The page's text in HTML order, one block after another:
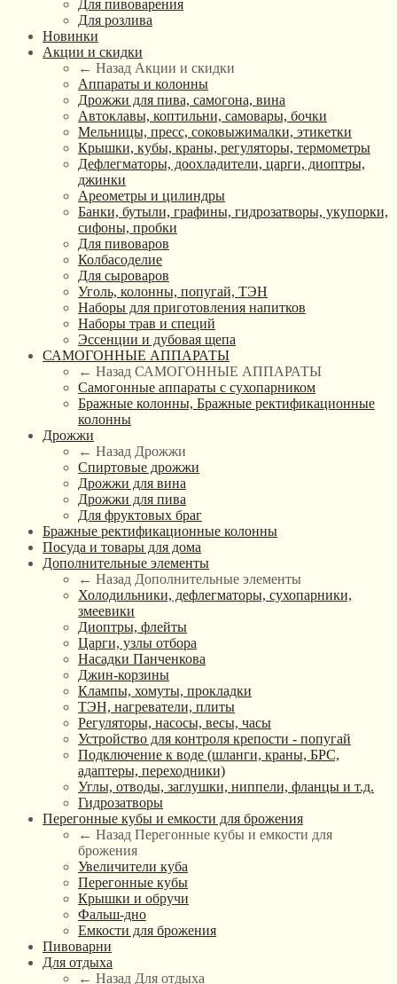
Для пивоварения
Для розлива
Новинки
Акции и скидки
← Назад Акции и скидки
Аппараты и колонны
Дрожжи для пива, самогона, вина
Автоклавы, коптильни, самовары, бочки
Мельницы, пресс, соковыжималки, этикетки
Крышки, кубы, краны, регуляторы, термометры
Дефлегматоры, доохладители, царги, диоптры,
джинки
Ареометры и цилиндры
Банки, бутыли, графины, гидрозатворы, укупорки,
сифоны, пробки
Для пивоваров
Колбасоделие
Для сыроваров
Уголь, колонны, попугай, ТЭН
Наборы для приготовления напитков
Наборы трав и специй
Эссенции и дубовая щепа
САМОГОННЫЕ АППАРАТЫ
← Назад САМОГОННЫЕ АППАРАТЫ
Самогонные аппараты с сухопарником
Бражные колонны, Бражные ректификационные
колонны
Дрожжи
← Назад Дрожжи
Спиртовые дрожжи
Дрожжи для вина
Дрожжи для пива
Для фруктовых браг
Бражные ректификационные колонны
Посуда и товары для дома
Дополнительные элементы
← Назад Дополнительные элементы
Холодильники, дефлегматоры, сухопарники,
змеевики
Диоптры, флейты
Царги, узлы отбора
Насадки Панченкова
Джин-корзины
Клампы, хомуты, прокладки
ТЭН, нагреватели, плиты
Регуляторы, насосы, весы, часы
Устройство для контроля крепости - попугай
Подключение к воде (шланги, краны, БРС,
адаптеры, переходники)
Углы, отводы, заглушки, ниппели, фланцы и т.д.
Гидрозатворы
Перегонные кубы и емкости для брожения
← Назад Перегонные кубы и емкости для
брожения
Увеличители куба
Перегонные кубы
Крышки и обручи
Фальш-дно
Емкости для брожения
Пивоварни
Для отдыха
← Назад Для отдыха